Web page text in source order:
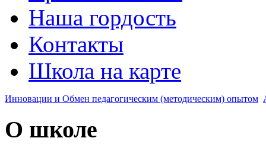
Наша гордость
Контакты
Школа на карте
Инновации и Обмен педагогическим (методическим) опытом
О школе